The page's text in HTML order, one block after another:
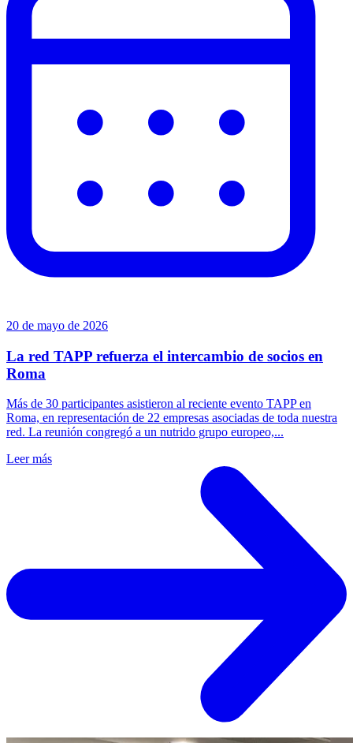
20 de mayo de 2026
La red TAPP refuerza el intercambio de socios en
Roma
Más de 30 participantes asistieron al reciente evento TAPP en
Roma, en representación de 22 empresas asociadas de toda nuestra
red. La reunión congregó a un nutrido grupo europeo,...
Leer más